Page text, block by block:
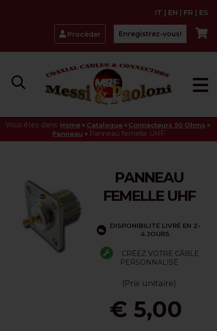
IT | EN | FR | ES
Procéder Enregistrez-vous!
Vous êtes dans: Home » Catalogue » Connecteurs 50 Ohms »
Panneau » Panneau femelle UHF
PANNEAU
FEMELLE UHF
DISPONIBILITÉ LIVRÉ EN 2-
4 JOURS
CRÉEZ VOTRE CÂBLE
PERSONNALISÉ
(Prix unitaire)
€ 5,00